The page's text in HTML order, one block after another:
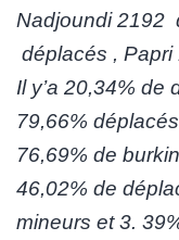
Nadjoundi 2192
déplacés ,
Il y’a 20,34% de
79,66%
76,69% de
46,02% de
mineurs et 3.